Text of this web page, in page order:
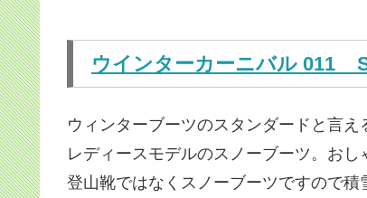
ウインターカーニバル 011
ウィンターブーツのスタンダードと言え
レディースモデルのスノーブーツ。おし
登山靴ではなくスノーブーツですので積